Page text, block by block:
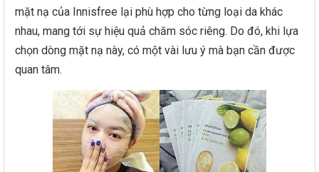
mặt nạ của Innisfree lại phù hợp cho từng loại da khác
nhau, mang tới sự hiệu quả chăm sóc riêng. Do đó, khi lựa
chọn dòng mặt nạ này, có một vài lưu ý mà bạn cần được
quan tâm.